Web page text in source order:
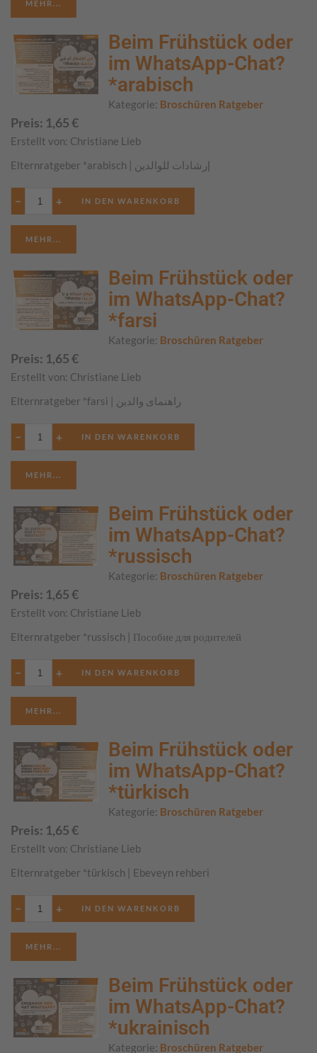
MEHR...
Beim Frühstück oder
im WhatsApp-Chat?
*arabisch
Kategorie: Broschüren Ratgeber
Preis: 1,65€
Erstellt von: Christiane Lieb
Elternratgeber *arabisch | إرشادات للوالدين
− +
MEHR...
Beim Frühstück oder
im WhatsApp-Chat?
*farsi
Kategorie: Broschüren Ratgeber
Preis: 1,65€
Erstellt von: Christiane Lieb
Elternratgeber *farsi | راهنمای والدین
− +
MEHR...
Beim Frühstück oder
im WhatsApp-Chat?
*russisch
Kategorie: Broschüren Ratgeber
Preis: 1,65€
Erstellt von: Christiane Lieb
Elternratgeber *russisch | Пособие для родителей
− +
MEHR...
Beim Frühstück oder
im WhatsApp-Chat?
*türkisch
Kategorie: Broschüren Ratgeber
Preis: 1,65€
Erstellt von: Christiane Lieb
Elternratgeber *türkisch | Ebeveyn rehberi
− +
MEHR...
Beim Frühstück oder
im WhatsApp-Chat?
*ukrainisch
Kategorie: Broschüren Ratgeber